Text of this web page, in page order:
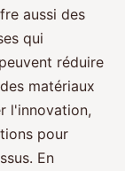
aussi des
qui
réduire
matériaux
l'innovation,
pour
En